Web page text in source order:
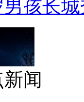
男孩长
闻